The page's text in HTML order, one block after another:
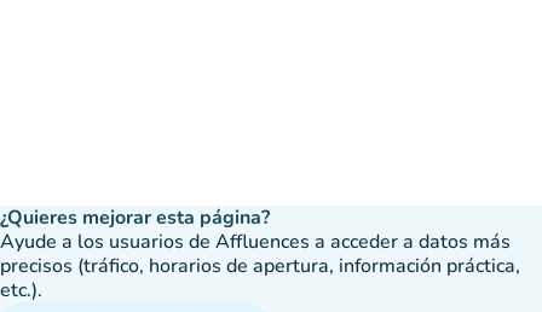
¿Quieres mejorar esta página?
Ayude a los usuarios de Affluences a acceder a datos más
precisos (tráfico, horarios de apertura, información práctica,
etc.).